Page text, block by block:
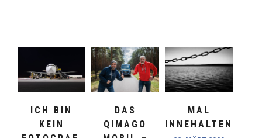
ICH BIN
KEIN
DAS
QIMAGO
MAL
INNEHALTEN